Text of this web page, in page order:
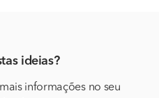
ideias?
informações no seu